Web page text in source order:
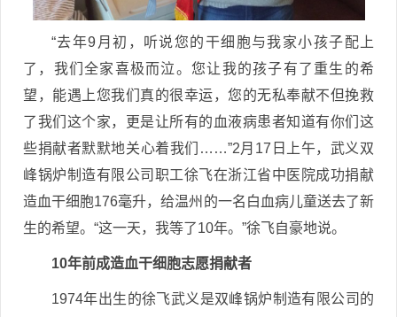
“去年9月初，听说您的干细胞与我家小孩子配上
了，我们全家喜极而泣。您让我的孩子有了重生的希
望，能遇上您我们真的很幸运，您的无私奉献不但挽救
了我们这个家，更是让所有的血液病患者知道有你们这
些捐献者默默地关心着我们……”2月17日上午，武义双
峰锅炉制造有限公司职工徐飞在浙江省中医院成功捐献
造血干细胞176毫升，给温州的一名白血病儿童送去了新
生的希望。“这一天，我等了10年。”徐飞自豪地说。
10年前成造血干细胞志愿捐献者
1974年出生的徐飞武义是双峰锅炉制造有限公司的